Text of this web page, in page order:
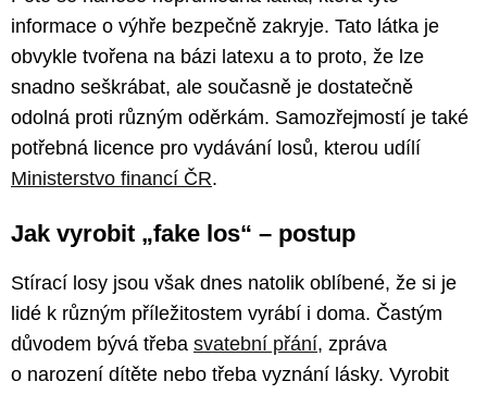
informace o výhře bezpečně zakryje. Tato látka je
obvykle tvořena na bázi latexu a to proto, že lze
snadno seškrábat, ale současně je dostatečně
odolná proti různým oděrkám. Samozřejmostí je také
potřebná licence pro vydávání losů, kterou udílí
Ministerstvo financí ČR.
Jak vyrobit „fake los“ – postup
Stírací losy jsou však dnes natolik oblíbené, že si je
lidé k různým příležitostem vyrábí i doma. Častým
důvodem bývá třeba svatební přání, zpráva
o narození dítěte nebo třeba vyznání lásky. Vyrobit